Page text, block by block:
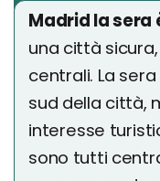
Madrid la sera
una città
centrali. La
sud della città,
interesse
sono tutti